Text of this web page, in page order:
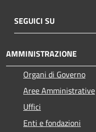
SEGUICI SU
AMMINISTRAZIONE
Organi di Governo
Aree Amministrative
Uffici
Enti e fondazioni